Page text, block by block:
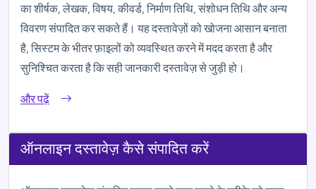
का शीर्षक, लेखक, विषय, कीवर्ड, निर्माण तिथि, संशोधन तिथि और अन्य
विवरण संपादित कर सकते हैं। यह दस्तावेज़ों को खोजना आसान बनाता
है, सिस्टम के भीतर फ़ाइलों को व्यवस्थित करने में मदद करता है और
सुनिश्चित करता है कि सही जानकारी दस्तावेज़ से जुड़ी हो।
और पढ़ें
ऑनलाइन दस्तावेज़ कैसे संपादित करें